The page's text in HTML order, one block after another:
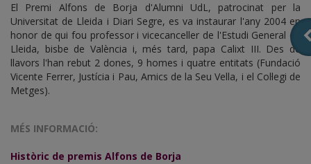
El Premi Alfons de Borja d'Alumni UdL, patrocinat per la
Universitat de Lleida i Diari Segre, es va instaurar l'any 2004 en
honor de qui fou professor i vicecanceller de l'Estudi General de
Lleida, bisbe de València i, més tard, papa Calixt III. Des de
llavors l'han rebut 2 dones, 9 homes i quatre entitats (Fundació
Vicente Ferrer, Justícia i Pau, Amics de la Seu Vella, i el Col·legi de
Metges).
MÉS INFORMACIÓ:
Històric de premis Alfons de Borja